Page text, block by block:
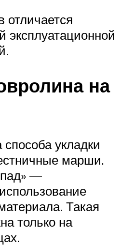
отличается
эксплуатационной
на
укладки
марши.
—
Такая
только на